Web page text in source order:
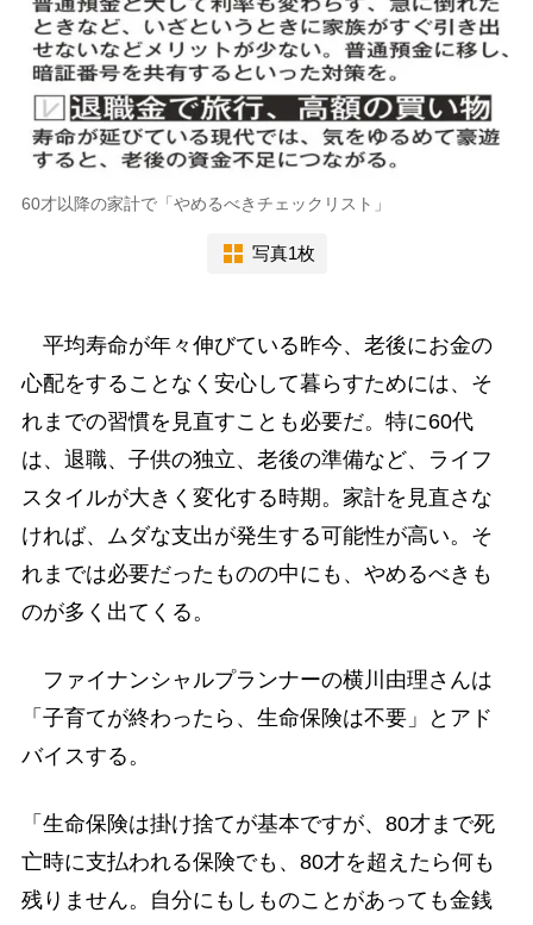
60才以降の家計で「やめるべきチェックリスト」
写真1枚
平均寿命が年々伸びている昨今、老後にお金の
心配をすることなく安心して暮らすためには、そ
れまでの習慣を見直すことも必要だ。特に60代
は、退職、子供の独立、老後の準備など、ライフ
スタイルが大きく変化する時期。家計を見直さな
ければ、ムダな支出が発生する可能性が高い。そ
れまでは必要だったものの中にも、やめるべきも
のが多く出てくる。
ファイナンシャルプランナーの横川由理さんは
「子育てが終わったら、生命保険は不要」とアド
バイスする。
「生命保険は掛け捨てが基本ですが、80才まで死
亡時に支払われる保険でも、80才を超えたら何も
残りません。自分にもしものことがあっても金銭